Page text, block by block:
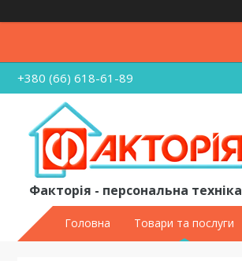
+380 (66) 618-61-89
Факторія - персональна техніка
Головна Товари та послуги